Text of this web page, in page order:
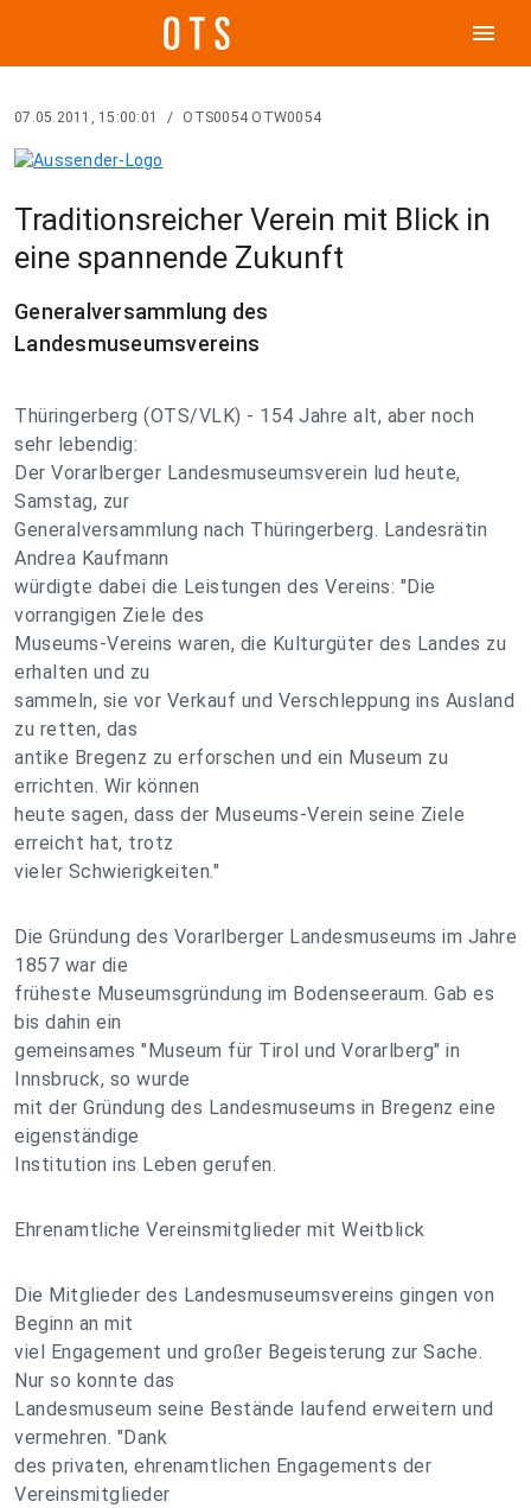
menu
07.05.2011, 15:00:01 / OTS0054 OTW0054
Traditionsreicher Verein mit Blick in
eine spannende Zukunft
Generalversammlung des
Landesmuseumsvereins
Thüringerberg (OTS/VLK) - 154 Jahre alt, aber noch
sehr lebendig:
Der Vorarlberger Landesmuseumsverein lud heute,
Samstag, zur
Generalversammlung nach Thüringerberg. Landesrätin
Andrea Kaufmann
würdigte dabei die Leistungen des Vereins: "Die
vorrangigen Ziele des
Museums-Vereins waren, die Kulturgüter des Landes zu
erhalten und zu
sammeln, sie vor Verkauf und Verschleppung ins Ausland
zu retten, das
antike Bregenz zu erforschen und ein Museum zu
errichten. Wir können
heute sagen, dass der Museums-Verein seine Ziele
erreicht hat, trotz
vieler Schwierigkeiten."
Die Gründung des Vorarlberger Landesmuseums im Jahre
1857 war die
früheste Museumsgründung im Bodenseeraum. Gab es
bis dahin ein
gemeinsames "Museum für Tirol und Vorarlberg" in
Innsbruck, so wurde
mit der Gründung des Landesmuseums in Bregenz eine
eigenständige
Institution ins Leben gerufen.
Ehrenamtliche Vereinsmitglieder mit Weitblick
Die Mitglieder des Landesmuseumsvereins gingen von
Beginn an mit
viel Engagement und großer Begeisterung zur Sache.
Nur so konnte das
Landesmuseum seine Bestände laufend erweitern und
vermehren. "Dank
des privaten, ehrenamtlichen Engagements der
Vereinsmitglieder